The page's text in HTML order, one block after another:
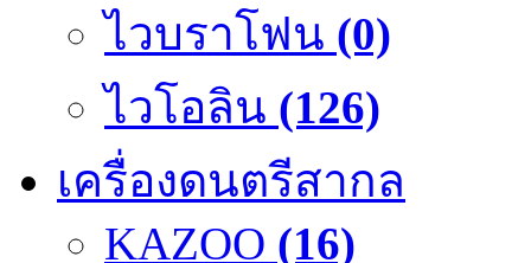
ไวบราโฟน (0)
ไวโอลิน (126)
เครื่องดนตรีสากล
KAZOO (16)